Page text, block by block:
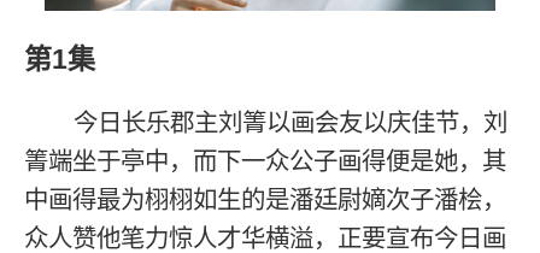
第1集
今日长乐郡主刘箐以画会友以庆佳节，刘
箐端坐于亭中，而下一众公子画得便是她，其
中画得最为栩栩如生的是潘廷尉嫡次子潘桧，
众人赞他笔力惊人才华横溢，正要宣布今日画